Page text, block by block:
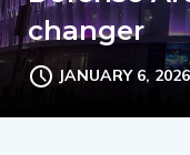
Défense
changer